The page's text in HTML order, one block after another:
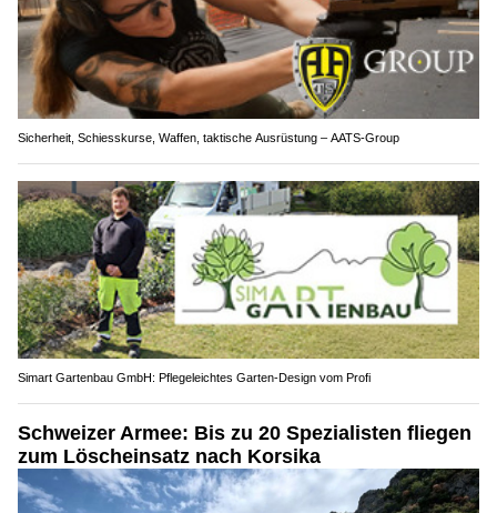
Sicherheit, Schiesskurse, Waffen, taktische Ausrüstung – AATS-Group
Simart Gartenbau GmbH: Pflegeleichtes Garten-Design vom Profi
Schweizer Armee: Bis zu 20 Spezialisten fliegen
zum Löscheinsatz nach Korsika